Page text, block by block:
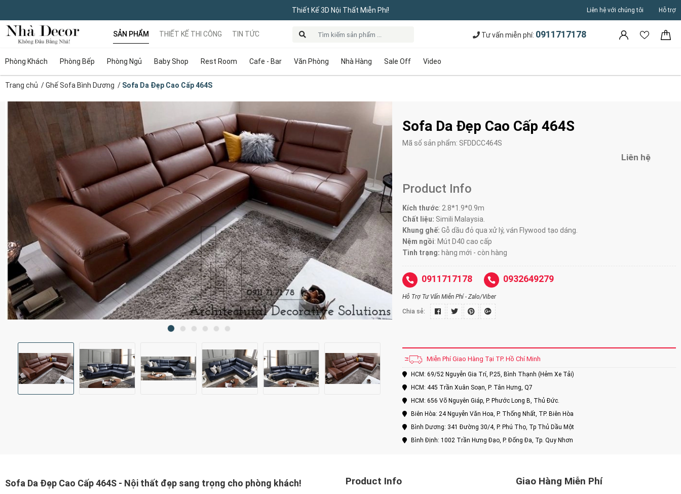
Thiết Kế 3D Nội Thất Miễn Phí! Liên hệ với chúng tôi Hỗ trợ
SẢN PHẨM
Phòng Khách Phòng Bếp Phòng Ngủ Baby Shop Rest Room Cafe - Bar Văn Phòng Nhà Hàng Sale Off Video
THIẾT KẾ THI CÔNG TIN TỨC Tư vấn miễn phí: 0911717178
Trang chủ /Ghế Sofa Bình Dương / Sofa Da Đẹp Cao Cấp 464S
Sofa Da Đẹp Cao Cấp 464S
Mã số sản phẩm: SFDDCC464S
Liên hệ
Product Info
Kích thước: 2.8*1.9*0.9m
Chất liệu: Simili Malaysia.
Khung ghế: Gỗ dầu đỏ qua xử lý, ván Flywood tạo dáng.
Nệm ngồi: Mút D40 cao cấp
Tình trạng: hàng mới - còn hàng
0911717178 0932649279
Hỗ Trợ Tư Vấn Miễn Phí - Zalo/Viber
Chia sẻ:
Miễn Phí Giao Hàng Tại TP. Hồ Chí Minh
HCM: 69/52 Nguyễn Gia Trí, P.25, Bình Thạnh (Hẻm Xe Tải)
HCM: 445 Trần Xuân Soạn, P. Tân Hưng, Q7
HCM: 656 Võ Nguyên Giáp, P. Phước Long B, Thủ Đức.
Biên Hòa: 24 Nguyễn Văn Hoa, P. Thống Nhất, TP. Biên Hòa
Bình Dương: 341 Đường 30/4, P. Phú Thọ, Tp Thủ Dầu Một
Bình Định: 1002 Trần Hưng Đạo, P. Đống Đa, Tp. Quy Nhơn
Sofa Da Đẹp Cao Cấp 464S - Nội thất đẹp sang trọng cho phòng khách! Product Info Giao Hàng Miễn Phí